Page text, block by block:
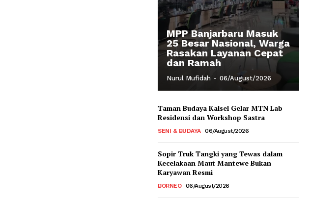
MPP Banjarbaru Masuk
25 Besar Nasional, Warga
Rasakan Layanan Cepat
dan Ramah
Nurul Mufidah - 06/August/2026
Taman Budaya Kalsel Gelar MTN Lab
Residensi dan Workshop Sastra
SENI & BUDAYA 06/August/2026
Sopir Truk Tangki yang Tewas dalam
Kecelakaan Maut Mantewe Bukan
Karyawan Resmi
BORNEO 06/August/2026